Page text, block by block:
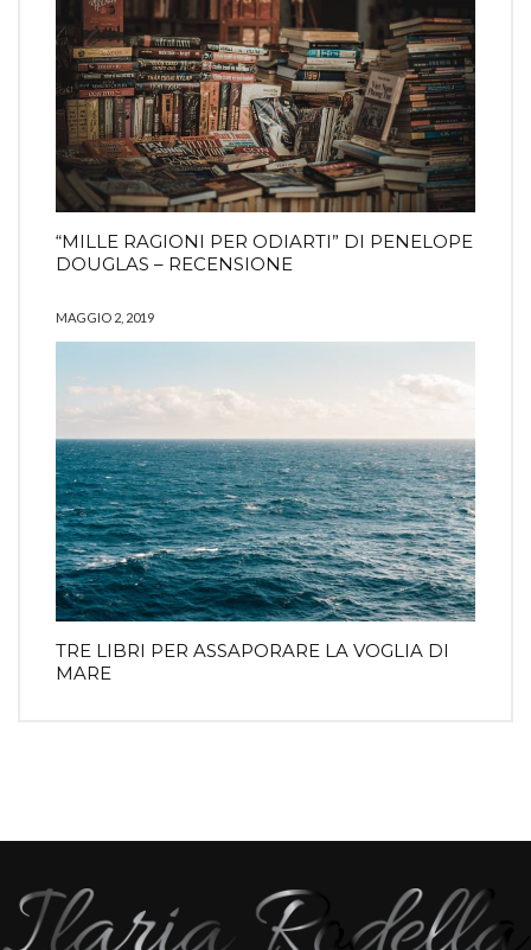
“MILLE RAGIONI PER ODIARTI” DI PENELOPE
DOUGLAS – RECENSIONE
MAGGIO 2, 2019
TRE LIBRI PER ASSAPORARE LA VOGLIA DI
MARE